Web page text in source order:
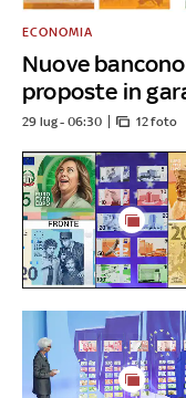
Nuove
proposte in
ECONOMIA
29 lug - 06:30 12 foto